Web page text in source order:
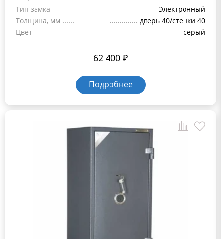
Тип замка
Электронный
Толщина, мм
дверь 40/стенки 40
Цвет
серый
62 400 ₽
Подробнее